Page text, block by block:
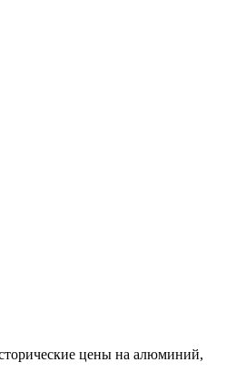
цены на алюминий,